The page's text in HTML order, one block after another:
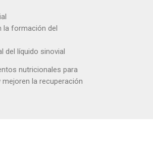
la formación del
del líquido sinovial
nutricionales para
la recuperación